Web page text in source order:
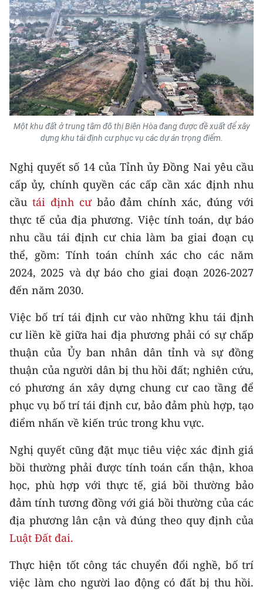
CHUYÊN ĐỀ
CÁC CHUYÊN TRANG
VỀ BÁO NHÂN DÂN
THỜI NAY
NHÂN DÂN HẰNG THÁNG
MUA BÁO
ĐỌC BÁO IN
ENGLISH
中文
FRANÇAIS
РУССКИЙ
ESPAÑOL
한국어
Một khu đất ở trung tâm đô thị Biên Hòa đang được đề xuất để xây
dựng khu tái định cư phục vụ các dự án trọng điểm.
Nghị quyết số 14 của Tỉnh ủy Đồng Nai yêu cầu
cấp ủy, chính quyền các cấp cần xác định nhu
cầu tái định cưbảo đảm chính xác, đúng với
thực tế của địa phương. Việc tính toán, dự báo
nhu cầu tái định cư chia làm ba giai đoạn cụ
thể, gồm: Tính toán chính xác cho các năm
2024, 2025 và dự báo cho giai đoạn 2026-2027
đến năm 2030.
Việc bố trí tái định cư vào những khu tái định
cư liền kề giữa hai địa phương phải có sự chấp
thuận của Ủy ban nhân dân tỉnh và sự đồng
thuận của người dân bị thu hồi đất; nghiên cứu,
có phương án xây dựng chung cư cao tầng để
phục vụ bố trí tái định cư, bảo đảm phù hợp, tạo
điểm nhấn về kiến trúc trong khu vực.
Nghị quyết cũng đặt mục tiêu việc xác định giá
bồi thường phải được tính toán cẩn thận, khoa
học, phù hợp với thực tế, giá bồi thường bảo
đảm tính tương đồng với giá bồi thường của các
địa phương lân cận và đúng theo quy định của
Luật Đất đai.
Thực hiện tốt công tác chuyển đổi nghề, bố trí
việc làm cho người lao động có đất bị thu hồi.